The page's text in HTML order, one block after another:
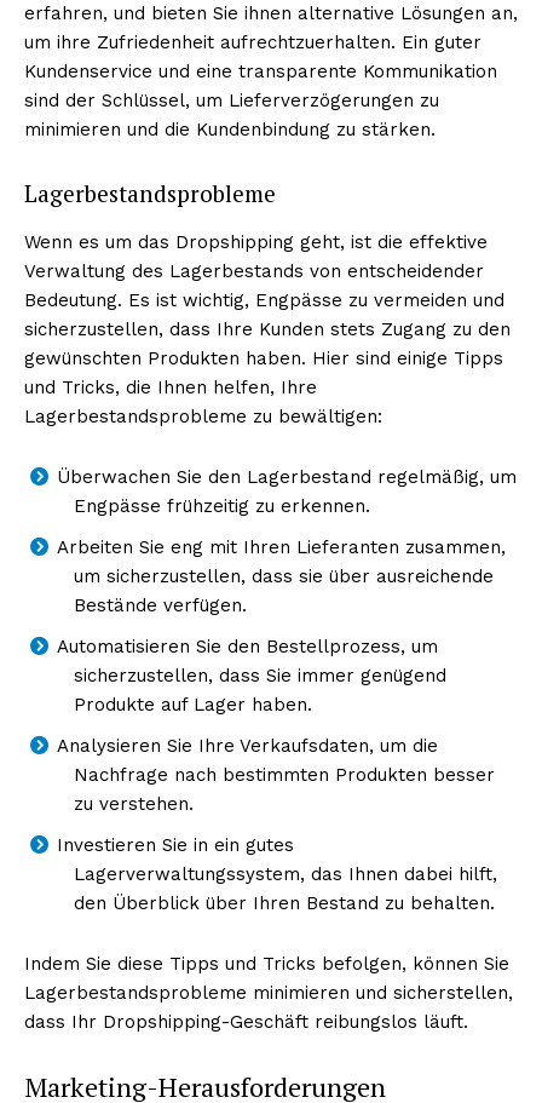
Erhalte unseren
kostenlosen Newsletter
erfahren, und bieten Sie ihnen alternative Lösungen an,
um ihre Zufriedenheit aufrechtzuerhalten. Ein guter
Kundenservice und eine transparente Kommunikation
sind der Schlüssel, um Lieferverzögerungen zu
minimieren und die Kundenbindung zu stärken.
Lagerbestandsprobleme
Wenn es um das Dropshipping geht, ist die effektive
Verwaltung des Lagerbestands von entscheidender
Bedeutung. Es ist wichtig, Engpässe zu vermeiden und
sicherzustellen, dass Ihre Kunden stets Zugang zu den
gewünschten Produkten haben. Hier sind einige Tipps
und Tricks, die Ihnen helfen, Ihre
Lagerbestandsprobleme zu bewältigen:
Überwachen Sie den Lagerbestand regelmäßig, um
Engpässe frühzeitig zu erkennen.
Arbeiten Sie eng mit Ihren Lieferanten zusammen,
um sicherzustellen, dass sie über ausreichende
Bestände verfügen.
Automatisieren Sie den Bestellprozess, um
sicherzustellen, dass Sie immer genügend
Produkte auf Lager haben.
Analysieren Sie Ihre Verkaufsdaten, um die
Nachfrage nach bestimmten Produkten besser
zu verstehen.
Investieren Sie in ein gutes
Lagerverwaltungssystem, das Ihnen dabei hilft,
den Überblick über Ihren Bestand zu behalten.
Indem Sie diese Tipps und Tricks befolgen, können Sie
Lagerbestandsprobleme minimieren und sicherstellen,
dass Ihr Dropshipping-Geschäft reibungslos läuft.
Marketing-Herausforderungen